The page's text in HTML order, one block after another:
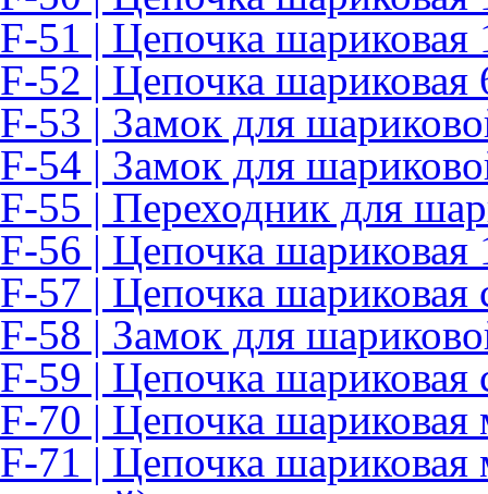
F-51 | Цепочка шариковая
F-52 | Цепочка шариковая
F-53 | Замок для
F-54 | Замок для
F-55 | Переходник для
F-56 | Цепочка
F-57 | Цепочка шариковая
F-58 | Замок для
F-59 | Цепочка шариковая
F-70 | Цепочка
F-71 | Цепочка